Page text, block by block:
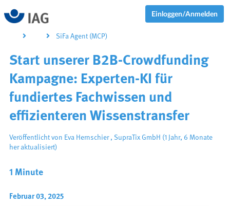
Einloggen/Anmelden
SiFa Agent (MCP)
1 Minute
Februar 03, 2025
Start unserer B2B-Crowdfunding
Kampagne: Experten-KI für
fundiertes Fachwissen und
effizienteren Wissenstransfer
Veröffentlicht von Eva Hernschier, SupraTix GmbH (1 Jahr, 6 Monate
her aktualisiert)